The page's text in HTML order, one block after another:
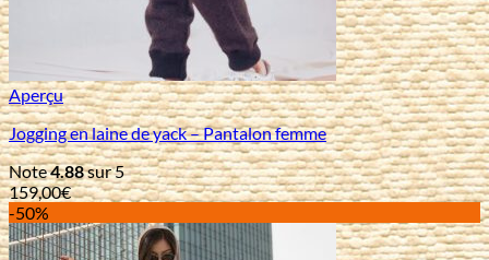
Aperçu
Jogging en laine de yack – Pantalon femme
Note4.88sur 5
159,00€
-50%